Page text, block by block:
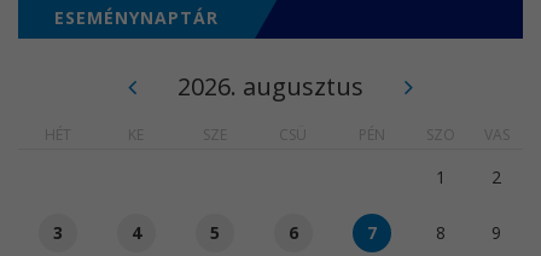
ESEMÉNYNAPTÁR
2026. augusztus
HÉT KE SZE CSÜ PÉN SZO VAS
1 2
3 4 5 6 7 8 9